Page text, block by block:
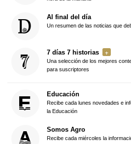
Al final del día
Un resumen de las noticias que
7 días 7 historias
Una selección de los mejores
para suscriptores
Educación
Recibe cada lunes novedades e
la Educación
Somos Agro
Recibe cada miércoles la